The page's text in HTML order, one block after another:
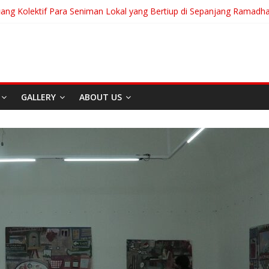
Kolektif Para Seniman Lokal yang Bertiup di Sepanjang
Dari Zagreb Untuk Bandung
GALLERY ABOUT US
Di Bandung Di Asia Afrika
Film Home
Carpe
Akan
Kita Pilih/
Meminta
Juli 31, 2026